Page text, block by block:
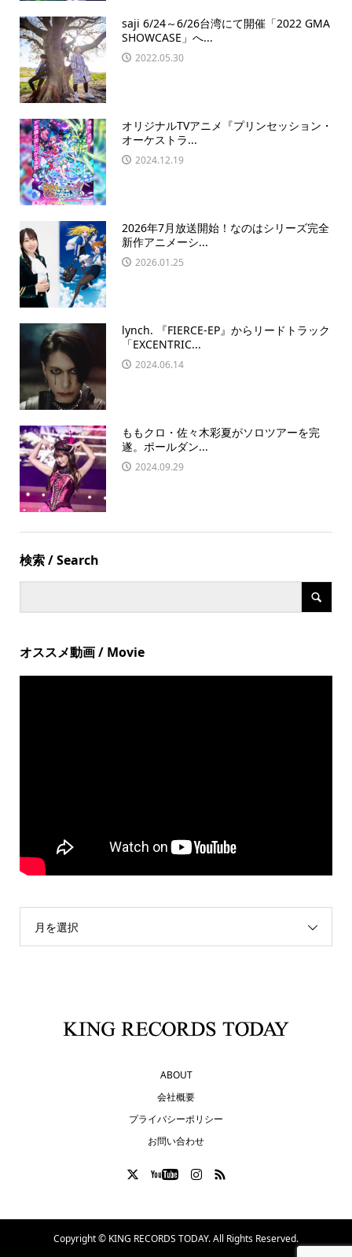
saji 6/24～6/26台湾にて開催「2022 GMA
SHOWCASE」へ...
2022.05.30
オリジナルTVアニメ『プリンセッション・
オーケストラ...
2024.12.19
2026年7月放送開始！なのはシリーズ完全
新作アニメーシ...
2026.01.25
lynch. 『FIERCE-EP』からリードトラック
「EXCENTRIC...
2024.06.14
ももクロ・佐々木彩夏がソロツアーを完
遂。ポールダン...
2024.09.29
検索 / Search
オススメ動画 / Movie
月を選択
ABOUT
会社概要
プライバシーポリシー
お問い合わせ
Copyright © KING RECORDS TODAY. All Rights Reserved.